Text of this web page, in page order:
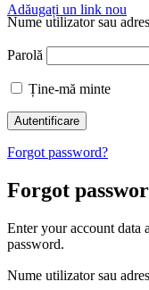
Adăugați un link nou
Nume utilizator sau
Parolă
Ține-mă minte
Forgot password?
Forgot
Enter your account data
password.
Nume utilizator sau